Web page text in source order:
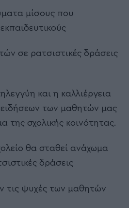
μίσους που
σε ρατσιστικές δράσεις
και η καλλιέργεια
των μαθητών μας
της σχολικής κοινότητας.
θα σταθεί ανάχωμα
δράσεις
τις ψυχές των μαθητών